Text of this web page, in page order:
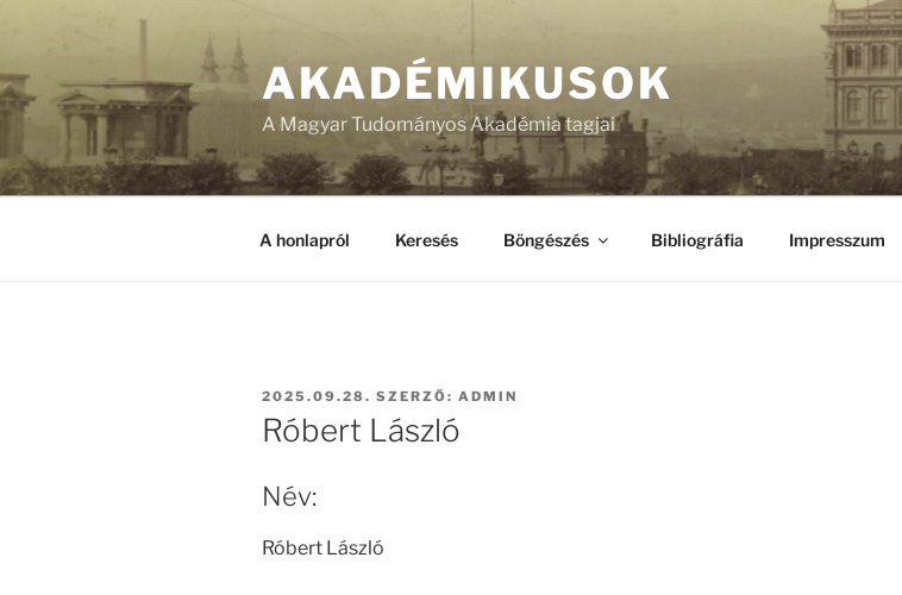
AKADÉMIKUSOK
A Magyar Tudományos Akadémia tagjai
A honlapról Keresés Böngészés Bibliográfia Impresszum
BEKÜLDVE:
2025.09.28. SZERZŐ: ADMIN
Róbert László
Név:
Róbert László